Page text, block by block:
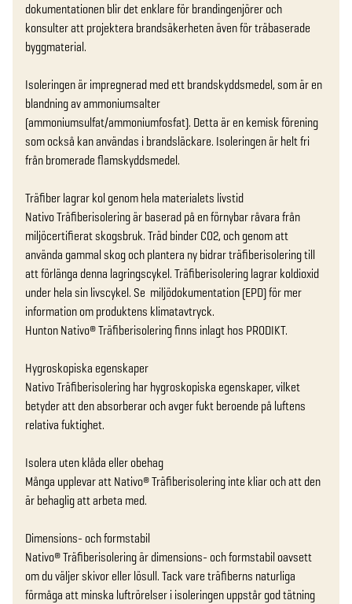
dokumentationen blir det enklare för brandingenjörer och
konsulter att projektera brandsäkerheten även för träbaserade
byggmaterial.
Isoleringen är impregnerad med ett brandskyddsmedel, som är en
blandning av ammoniumsalter
(ammoniumsulfat/ammoniumfosfat). Detta är en kemisk förening
som också kan användas i brandsläckare. Isoleringen är helt fri
från bromerade flamskyddsmedel.
Träfiber lagrar kol genom hela materialets livstid
Nativo Träfiberisolering är baserad på en förnybar råvara från
miljöcertifierat skogsbruk. Träd binder CO2, och genom att
använda gammal skog och plantera ny bidrar träfiberisolering till
att förlänga denna lagringscykel. Träfiberisolering lagrar koldioxid
under hela sin livscykel. Se  miljödokumentation (EPD) för mer
information om produktens klimatavtryck.
Hunton Nativo® Träfiberisolering finns inlagt hos PRODIKT.
Hygroskopiska egenskaper
Nativo Träfiberisolering har hygroskopiska egenskaper, vilket
betyder att den absorberar och avger fukt beroende på luftens
relativa fuktighet.
Isolera uten klåda eller obehag
Många upplevar att Nativo® Träfiberisolering inte kliar och att den
är behaglig att arbeta med.
Dimensions- och formstabil
Nativo® Träfiberisolering är dimensions- och formstabil oavsett
om du väljer skivor eller lösull. Tack vare träfiberns naturliga
förmåga att minska luftrörelser i isoleringen uppstår god tätning